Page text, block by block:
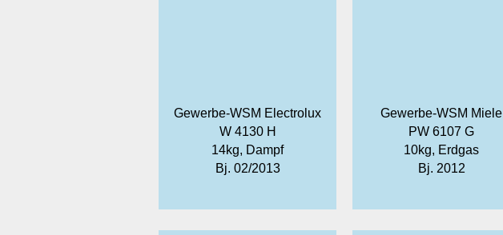
Gewerbe-WSM Electrolux
W 4130 H
14kg, Dampf
Bj. 02/2013
Gewerbe-WSM Miele
PW 6107 G
10kg, Erdgas
Bj. 2012